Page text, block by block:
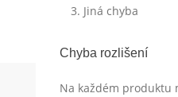
Jiná chyba
Chyba rozlišení
Na každém produktu